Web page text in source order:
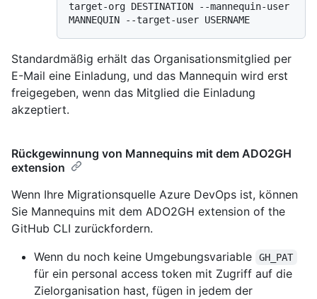
target-org DESTINATION --mannequin-user
Standardmäßig erhält das Organisationsmitglied per
E-Mail eine Einladung, und das Mannequin wird erst
freigegeben, wenn das Mitglied die Einladung
akzeptiert.
Rückgewinnung von Mannequins mit dem ADO2GH
extension
Wenn Ihre Migrationsquelle Azure DevOps ist, können
Sie Mannequins mit dem ADO2GH extension of the
GitHub CLI zurückfordern.
Wenn du noch keine Umgebungsvariable
GH_PAT
für ein personal access token mit Zugriff auf die
Zielorganisation hast, fügen in jedem der